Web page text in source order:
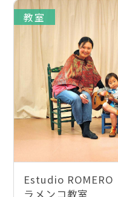
教室
Estudio
ラメンコ教室